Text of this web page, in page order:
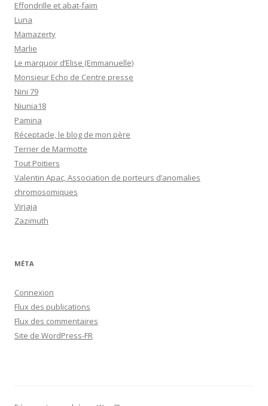
Effondrille et abat-faim
Luna
Mamazerty
Marlie
Le marquoir d’Elise (Emmanuelle)
Monsieur Echo de Centre presse
Nini 79
Niunia18
Pamina
Réceptacle, le blog de mon père
Terrier de Marmotte
Tout Poitiers
Valentin Apac, Association de porteurs d’anomalies
chromosomiques
Virjaja
Zazimuth
MÉTA
Connexion
Flux des publications
Flux des commentaires
Site de WordPress-FR